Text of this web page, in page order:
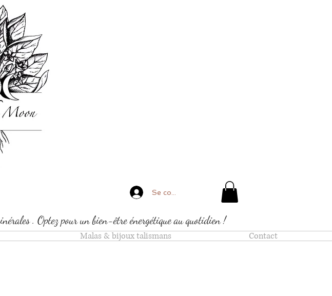
Se connecter
Malas & bijoux talismans Contact
. Optez pour un bien-être énergétique au quotidien !